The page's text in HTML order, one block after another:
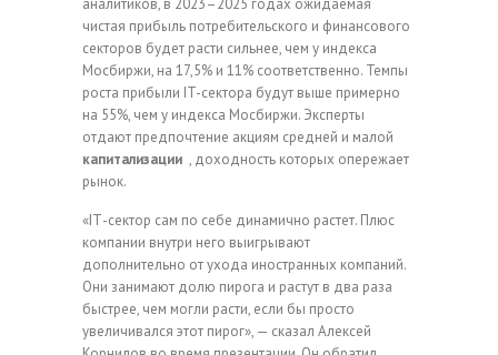
аналитиков, в 2023–2025 годах ожидаемая
чистая прибыль потребительского и финансового
секторов будет расти сильнее, чем у индекса
Мосбиржи, на 17,5% и 11% соответственно. Темпы
роста прибыли IT-сектора будут выше примерно
на 55%, чем у индекса Мосбиржи. Эксперты
отдают предпочтение акциям средней и малой
капитализации , доходность которых опережает
рынок.
«IТ-сектор сам по себе динамично растет. Плюс
компании внутри него выигрывают
дополнительно от ухода иностранных компаний.
Они занимают долю пирога и растут в два раза
быстрее, чем могли расти, если бы просто
увеличивался этот пирог», — сказал Алексей